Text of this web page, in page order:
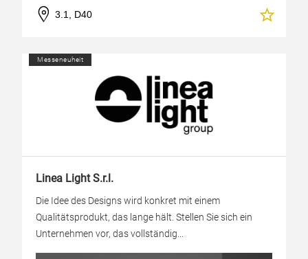
3.1, D40
Messeneuheit
Linea Light S.r.l.
Die Idee des Designs wird konkret mit einem
Qualitätsprodukt, das lange hält. Stellen Sie sich ein
Unternehmen vor, das vollständig...